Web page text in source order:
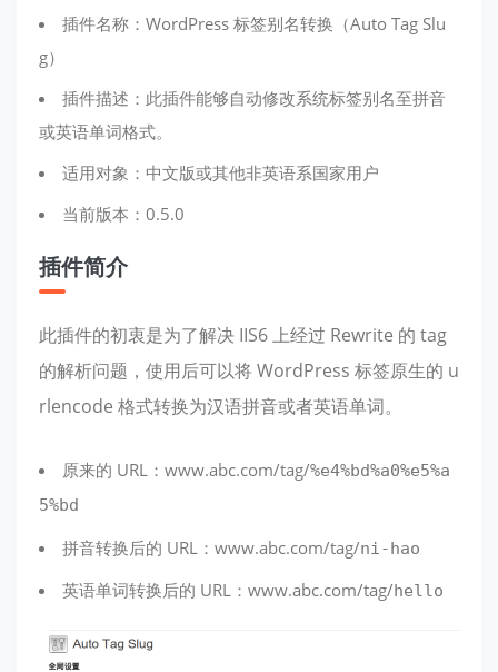
插件名称：WordPress 标签别名转换（Auto Tag Slu
g）
插件描述：此插件能够自动修改系统标签别名至拼音
或英语单词格式。
适用对象：中文版或其他非英语系国家用户
当前版本：0.5.0
插件简介
此插件的初衷是为了解决 IIS6 上经过 Rewrite 的 tag
的解析问题，使用后可以将 WordPress 标签原生的 u
rlencode 格式转换为汉语拼音或者英语单词。
原来的 URL：www.abc.com/tag/%e4%bd%a0%e5%a
5%bd
拼音转换后的 URL：www.abc.com/tag/ni-hao
英语单词转换后的 URL：www.abc.com/tag/hello